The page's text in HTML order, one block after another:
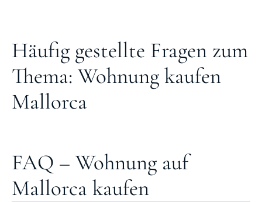
Häufig gestellte Fragen zum
Thema: Wohnung kaufen
Mallorca
FAQ – Wohnung auf
Mallorca kaufen